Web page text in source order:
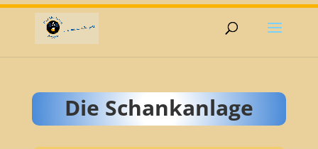
Die Schankanlage